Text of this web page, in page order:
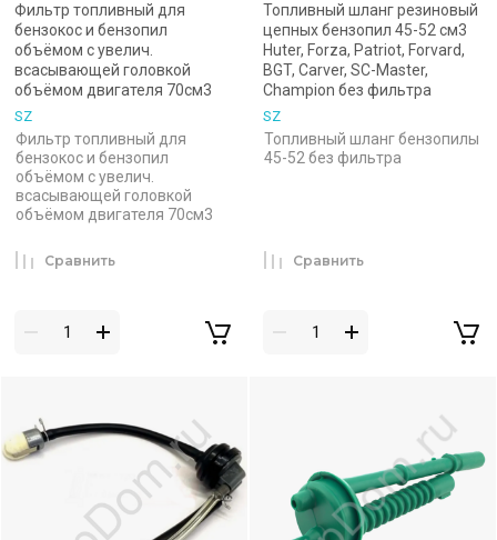
Фильтр топливный для
бензокос и бензопил
объёмом с увелич.
всасывающей головкой
объёмом двигателя 70см3
SZ
Фильтр топливный для
бензокос и бензопил
объёмом с увелич.
всасывающей головкой
объёмом двигателя 70см3
Сравнить
Топливный шланг резиновый
цепных бензопил 45-52 см3
Huter, Forza, Patriot, Forvard,
BGT, Carver, SC-Master,
Champion без фильтра
SZ
Топливный шланг бензопилы
45-52 без фильтра
Сравнить